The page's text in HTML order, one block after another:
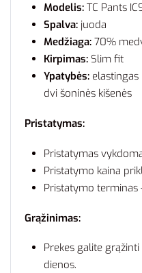
Modelis: TC Pants
Spalva: juoda
Medžiaga: 70%
Kirpimas: Slim fit
Ypatybės:
dvi šoninės kišenės
Pristatymas:
Pristatymas
Pristatymo kaina
Pristatymo terminas
Grąžinimas:
Prekes galite
dienos.